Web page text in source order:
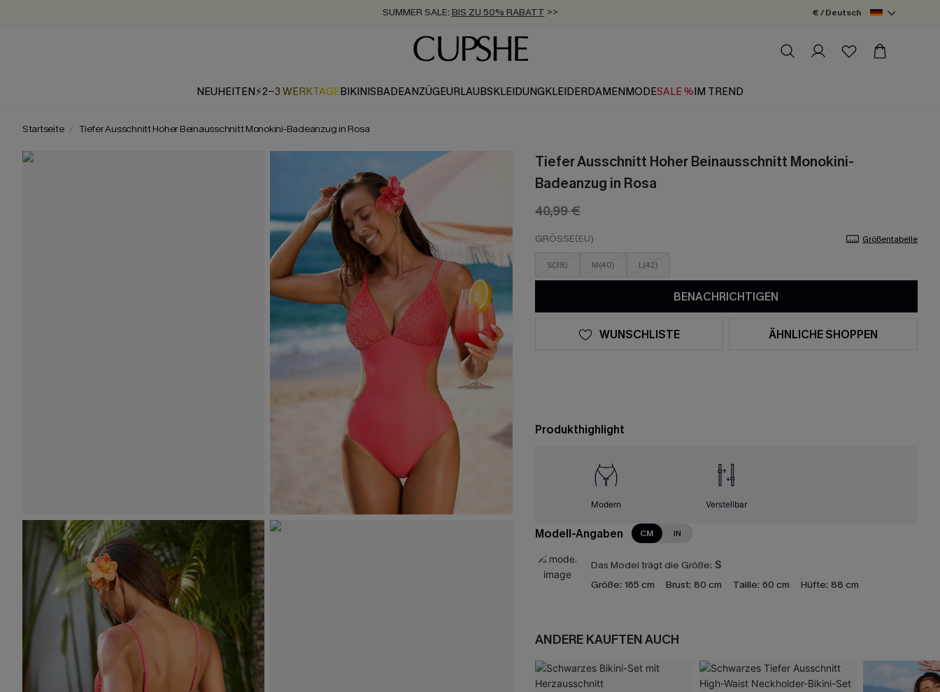
SUMMER SALE: BIS ZU 50% RABATT >>
ZUM NEWSLETTER:BIS ZU -20% EXTRA ERHALTEN
KOSTENLOSER VERSAND AB 89 €
€ / Deutsch
NEUHEITEN⚡2-3 WERKTAGEBIKINISBADEANZÜGEURLAUBSKLEIDUNGKLEIDERDAMENMODESALE %IM TREND
Startseite Tiefer Ausschnitt Hoher Beinausschnitt Monokini-Badeanzug in Rosa
Tiefer Ausschnitt Hoher Beinausschnitt Monokini-
Badeanzug in Rosa
40,99 €
GRÖSSE(EU) Größentabelle
S(38) M(40) L(42)
BENACHRICHTIGEN
WUNSCHLISTE ÄHNLICHE SHOPPEN
Produkthighlight
Modern Verstellbar
Modell-Angaben CM IN
Das Model trägt die Größe: S
Größe: 165 cm Brust: 80 cm Taille: 60 cm Hüfte: 88 cm
ANDERE KAUFTEN AUCH